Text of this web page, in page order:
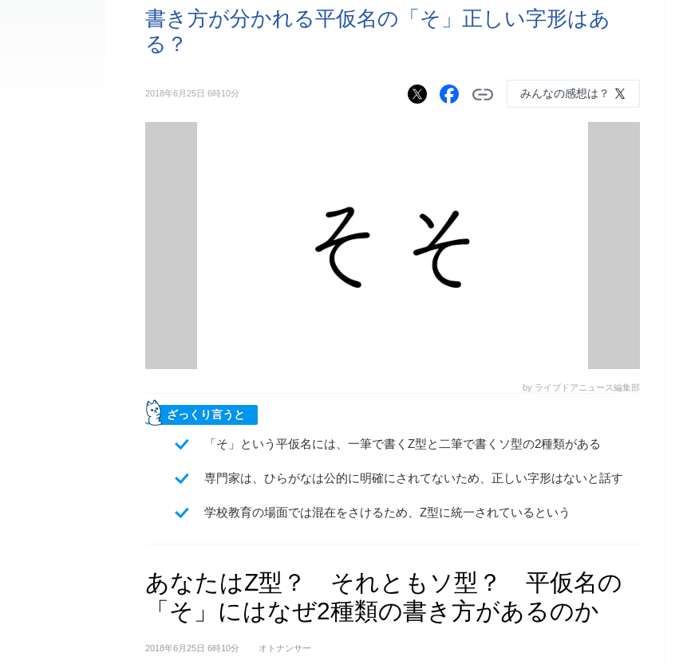
書き方が分かれる平仮名の「そ」正しい字形はあ
る？
2018年6月25日 6時10分 みんなの感想は？
by ライブドアニュース編集部
ざっくり言うと
「そ」という平仮名には、一筆で書くZ型と二筆で書くソ型の2種類がある
専門家は、ひらがなは公的に明確にされてないため、正しい字形はないと話す
学校教育の場面では混在をさけるため、Z型に統一されているという
あなたはZ型？ それともソ型？ 平仮名の
「そ」にはなぜ2種類の書き方があるのか
2018年6月25日 6時10分 オトナンサー